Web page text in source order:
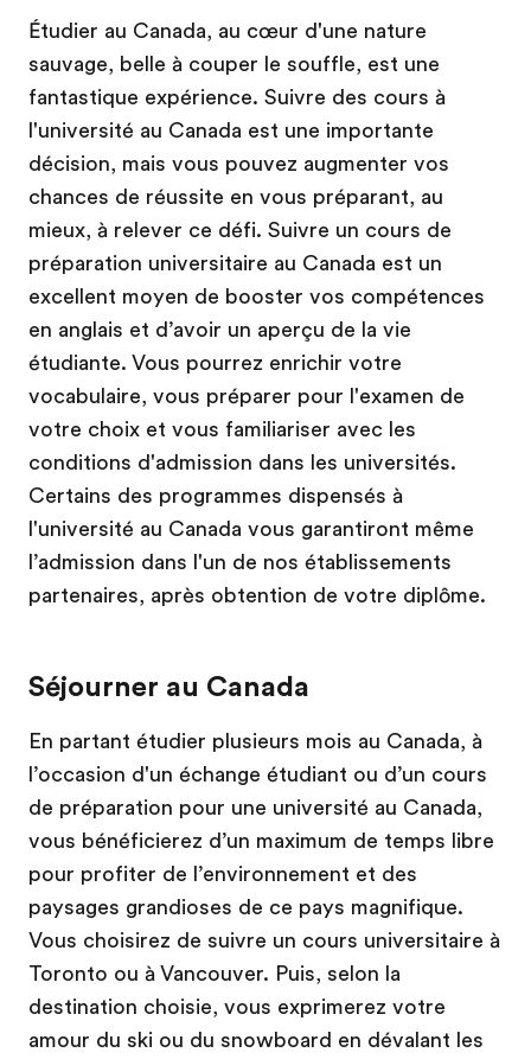
Étudier au Canada, au cœur d'une nature
sauvage, belle à couper le souffle, est une
fantastique expérience. Suivre des cours à
l'université au Canada est une importante
décision, mais vous pouvez augmenter vos
chances de réussite en vous préparant, au
mieux, à relever ce défi. Suivre un cours de
préparation universitaire au Canada est un
excellent moyen de booster vos compétences
en anglais et d’avoir un aperçu de la vie
étudiante. Vous pourrez enrichir votre
vocabulaire, vous préparer pour l'examen de
votre choix et vous familiariser avec les
conditions d'admission dans les universités.
Certains des programmes dispensés à
l'université au Canada vous garantiront même
l’admission dans l'un de nos établissements
partenaires, après obtention de votre diplôme.
Séjourner au Canada
En partant étudier plusieurs mois au Canada, à
l’occasion d'un échange étudiant ou d’un cours
de préparation pour une université au Canada,
vous bénéficierez d’un maximum de temps libre
pour profiter de l’environnement et des
paysages grandioses de ce pays magnifique.
Vous choisirez de suivre un cours universitaire à
Toronto ou à Vancouver. Puis, selon la
destination choisie, vous exprimerez votre
amour du ski ou du snowboard en dévalant les